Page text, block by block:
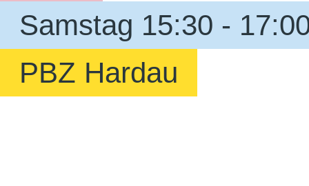
Samstag 15:30 -
PBZ Hardau